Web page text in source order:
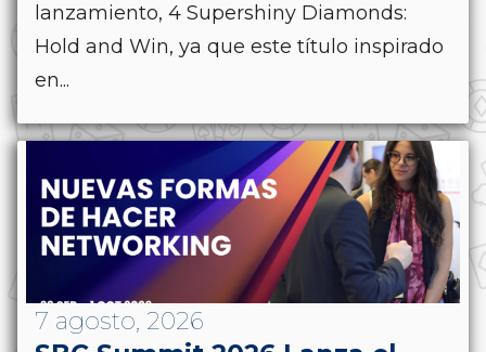
lanzamiento, 4 Supershiny Diamonds:
Hold and Win, ya que este título inspirado
en...
7 agosto, 2026